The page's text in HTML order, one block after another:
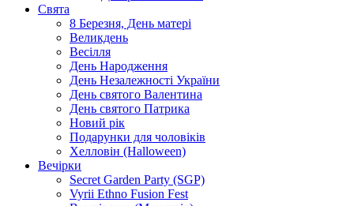
Свята
8 Березня, День матері
Великдень
Весілля
День Народження
День Незалежності України
День святого Валентина
День святого Патрика
Новий рік
Подарунки для чоловіків
Хелловін (Halloween)
Вечірки
Secret Garden Party (SGP)
Vyrii Ethno Fusion Fest